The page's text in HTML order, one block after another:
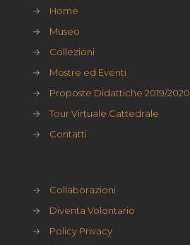
→
Home
→
Museo
→
Collezioni
→
Mostre ed Eventi
→
Proposte Didattiche 2019/2020
→
Tour Virtuale Cattedrale
→
Contatti
→
Collaborazioni
→
Diventa Volontario
→
Policy Privacy